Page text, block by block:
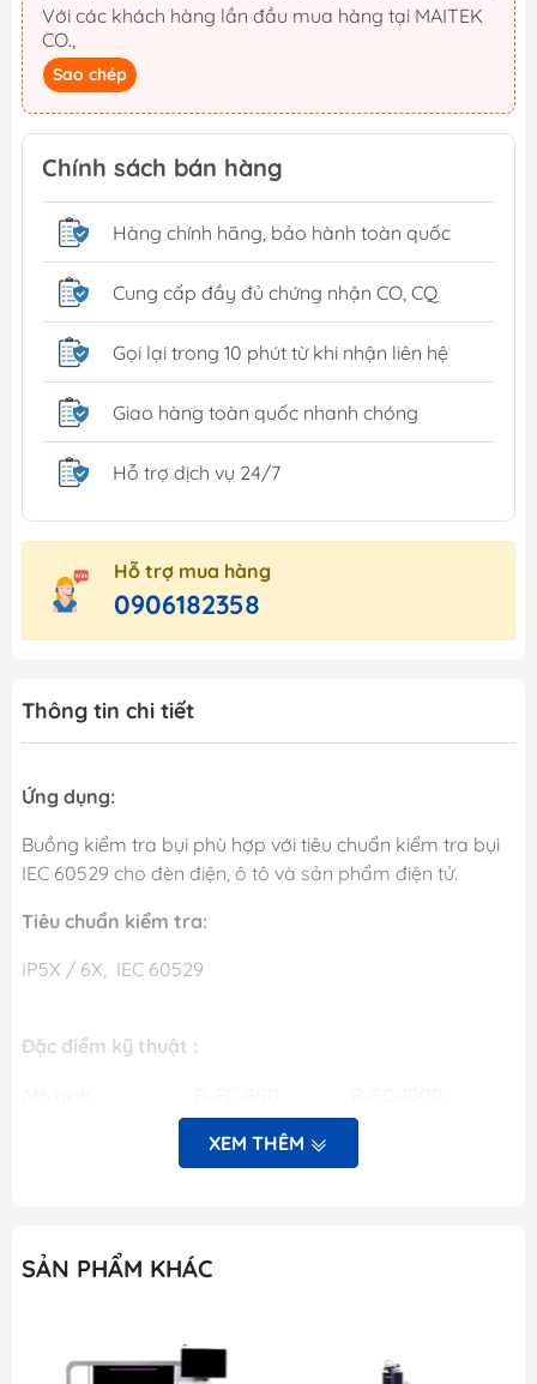
Với các khách hàng lần đầu mua hàng tại MAITEK
CO.,
Sao chép
Chính sách bán hàng
Hàng chính hãng, bảo hành toàn quốc
Cung cấp đầy đủ chứng nhận CO, CQ
Gọi lại trong 10 phút từ khi nhận liên hệ
Giao hàng toàn quốc nhanh chóng
Hỗ trợ dịch vụ 24/7
Hỗ trợ mua hàng
0906182358
Thông tin chi tiết
Ứng dụng:
Buồng kiểm tra bụi phù hợp với tiêu chuẩn kiểm tra bụi
IEC 60529 cho đèn điện, ô tô và sản phẩm điện tử.
Tiêu chuẩn kiểm tra:
IP5X / 6X, IEC 60529
Đặc điểm kỹ thuật :
bên trong (W * D *
1000 * 1000 *
Kích thước buồng
bên ngoài (W * D *
1450 * 1200 *
Vật liệu buồng
XEM THÊM
SẢN PHẨM KHÁC